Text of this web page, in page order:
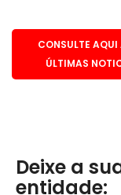
CONSULTE
ÚLTIMAS
Deixe a
entidade: